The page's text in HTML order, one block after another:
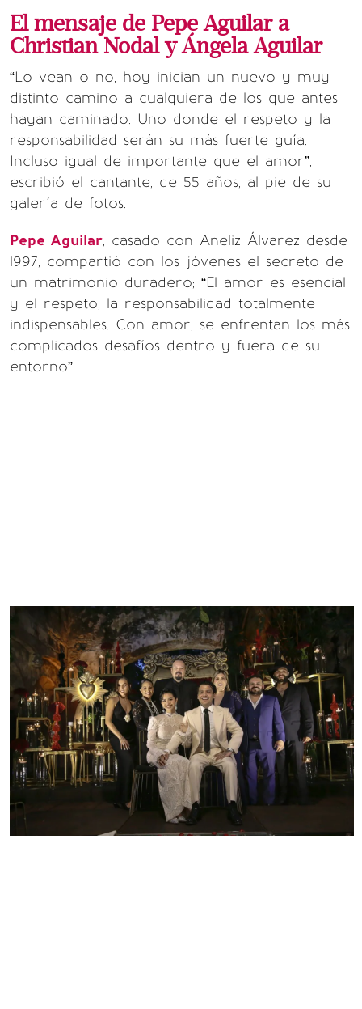
El mensaje de Pepe Aguilar a
Christian Nodal y Ángela Aguilar
“Lo vean o no, hoy inician un nuevo y muy
distinto camino a cualquiera de los que antes
hayan caminado. Uno donde el respeto y la
responsabilidad serán su más fuerte guía.
Incluso igual de importante que el amor”,
escribió el cantante, de 55 años, al pie de su
galería de fotos.
Pepe Aguilar, casado con Aneliz Álvarez desde
1997, compartió con los jóvenes el secreto de
un matrimonio duradero; “El amor es esencial
y el respeto, la responsabilidad totalmente
indispensables. Con amor, se enfrentan los más
complicados desafíos dentro y fuera de su
entorno”.